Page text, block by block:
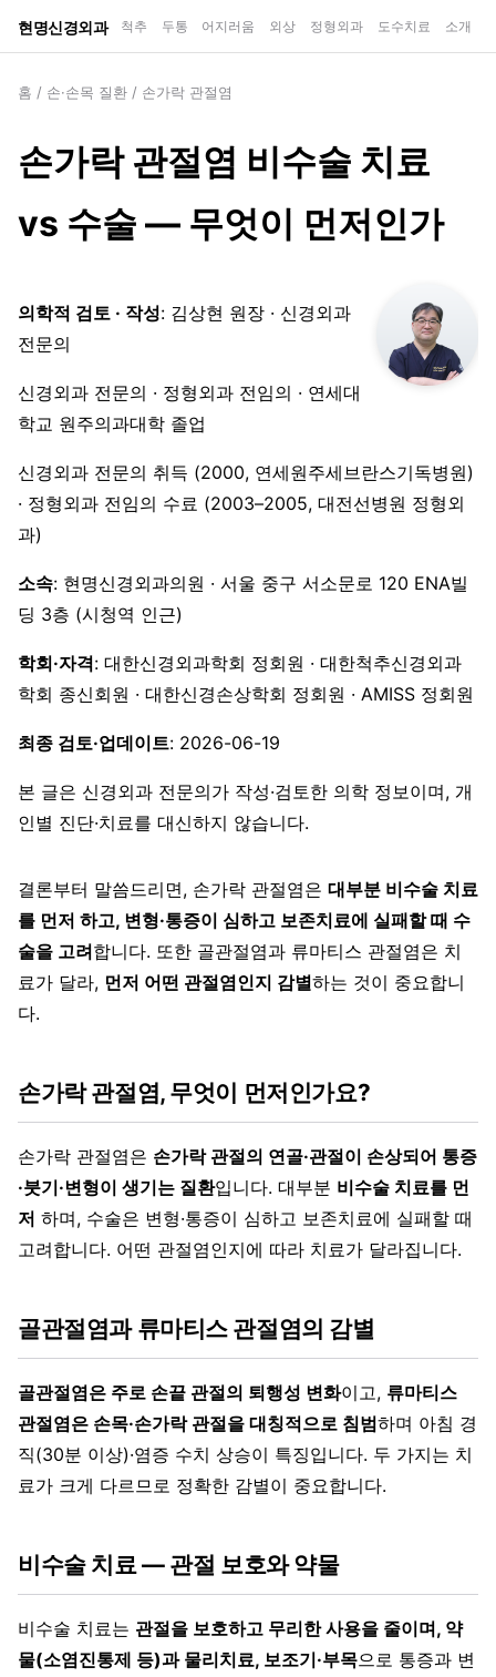
현명신경외과 척추 두통 어지러움 외상 정형외과 도수치료 소개
홈 / 손·손목 질환 / 손가락 관절염
손가락 관절염 비수술 치료
vs 수술 — 무엇이 먼저인가
의학적 검토 · 작성: 김상현 원장 · 신경외과
전문의
신경외과 전문의 · 정형외과 전임의 · 연세대
학교 원주의과대학 졸업
신경외과 전문의 취득 (2000, 연세원주세브란스기독병원)
· 정형외과 전임의 수료 (2003–2005, 대전선병원 정형외
과)
소속: 현명신경외과의원 · 서울 중구 서소문로 120 ENA빌
딩 3층 (시청역 인근)
학회·자격: 대한신경외과학회 정회원 · 대한척추신경외과
학회 종신회원 · 대한신경손상학회 정회원 · AMISS 정회원
최종 검토·업데이트: 2026-06-19
본 글은 신경외과 전문의가 작성·검토한 의학 정보이며, 개
인별 진단·치료를 대신하지 않습니다.
결론부터 말씀드리면, 손가락 관절염은 대부분 비수술 치료
를 먼저 하고, 변형·통증이 심하고 보존치료에 실패할 때 수
술을 고려합니다. 또한 골관절염과 류마티스 관절염은 치
료가 달라, 먼저 어떤 관절염인지 감별하는 것이 중요합니
다.
손가락 관절염, 무엇이 먼저인가요?
손가락 관절염은 손가락 관절의 연골·관절이 손상되어 통증
·붓기·변형이 생기는 질환입니다. 대부분 비수술 치료를 먼
저 하며, 수술은 변형·통증이 심하고 보존치료에 실패할 때
고려합니다. 어떤 관절염인지에 따라 치료가 달라집니다.
골관절염과 류마티스 관절염의 감별
골관절염은 주로 손끝 관절의 퇴행성 변화이고, 류마티스
관절염은 손목·손가락 관절을 대칭적으로 침범하며 아침 경
직(30분 이상)·염증 수치 상승이 특징입니다. 두 가지는 치
료가 크게 다르므로 정확한 감별이 중요합니다.
비수술 치료 — 관절 보호와 약물
비수술 치료는 관절을 보호하고 무리한 사용을 줄이며, 약
물(소염진통제 등)과 물리치료, 보조기·부목으로 통증과 변